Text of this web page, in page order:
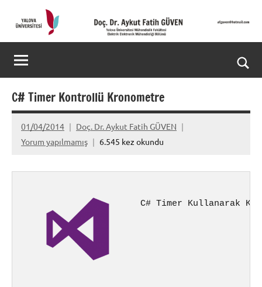
Doç.
Dr.
Aykut
Fatih
GÜVEN-
World's
scientists
Web
Sitesi
aç/
C# Timer Kontrollü Kronometre
01/04/2014
Doç. Dr. Aykut Fatih GÜVEN
Yorum yapılmamış
6.545 kez okundu
C# Timer Kullanarak